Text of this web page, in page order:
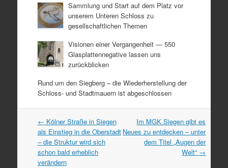
Sammlung und Start auf dem Platz vor
unserem Unteren Schloss zu
gesellschaftlichen Themen
Visionen einer Vergangenheit — 550
Glasplattennegative lassen uns
zurückblicken
Rund um den Siegberg – die Wiederherstellung der
Schloss- und Stadtmauern ist abgeschlossen
Artikel
Navigation
← Kölner Straße in Siegen
als Einstieg in die Oberstadt
– die Struktur wird sich
schon bald erheblich
verändern
Im MGK Siegen gibt es
Neues zu entdecken – unter
dem Titel „Augen der
Welt“ →